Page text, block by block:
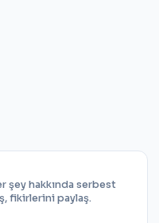
şey hakkında serbest
fikirlerini paylaş.